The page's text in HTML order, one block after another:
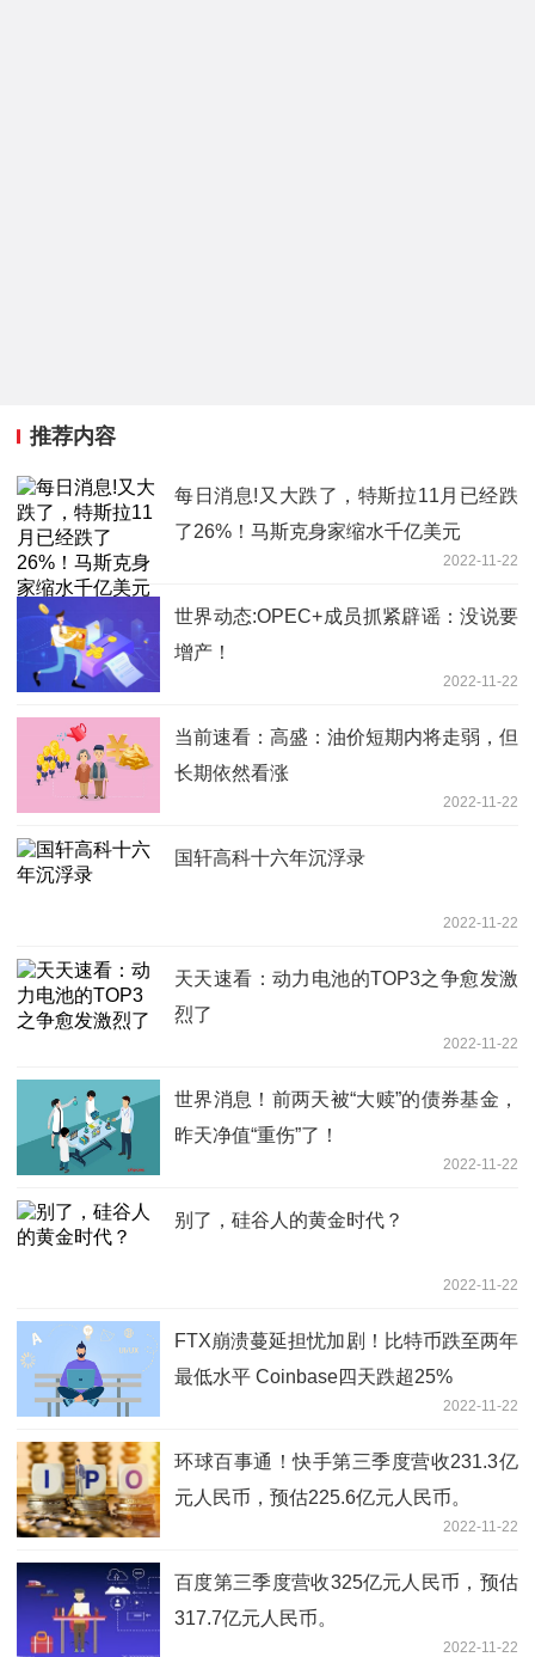
推荐内容
每日消息!又大跌了，特斯拉11月已经跌
了26%！马斯克身家缩水千亿美元
2022-11-22
世界动态:OPEC+成员抓紧辟谣：没说要
增产！
2022-11-22
当前速看：高盛：油价短期内将走弱，但
长期依然看涨
2022-11-22
国轩高科十六年沉浮录
2022-11-22
天天速看：动力电池的TOP3之争愈发激
烈了
2022-11-22
世界消息！前两天被“大赎”的债券基金，
昨天净值“重伤”了！
2022-11-22
别了，硅谷人的黄金时代？
2022-11-22
FTX崩溃蔓延担忧加剧！比特币跌至两年
最低水平 Coinbase四天跌超25%
2022-11-22
环球百事通！快手第三季度营收231.3亿
元人民币，预估225.6亿元人民币。
2022-11-22
百度第三季度营收325亿元人民币，预估
317.7亿元人民币。
2022-11-22